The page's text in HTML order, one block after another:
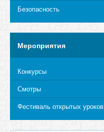
Безопасность
Мероприятия
Конкурсы
Смотры
Фестиваль открытых уроков